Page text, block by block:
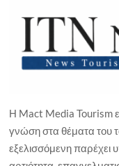
Η Mact Media Tourism
γνώση στα θέματα του
εξελισσόμενη παρέχει